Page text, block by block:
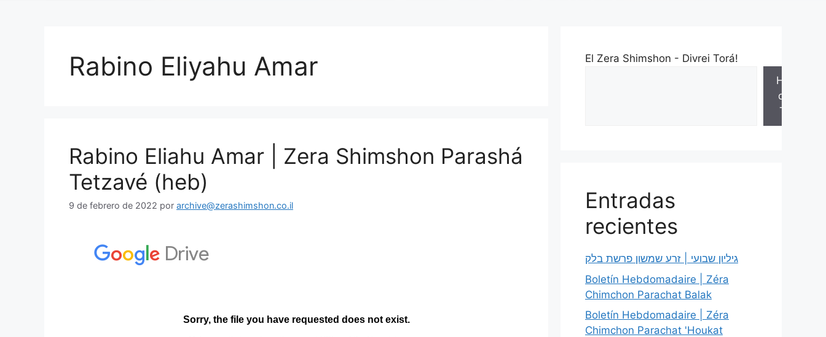
Rabino Eliyahu Amar
Rabino Eliahu Amar | Zera Shimshon Parashá
Tetzavé (heb)
9 de febrero de 2022 por archive@zerashimshon.co.il
El Zera Shimshon - Divrei Torá!
Hojas
de la
Torá
Entradas
recientes
גיליון שבועי | זרע שמשון פרשת בלק
Boletín Hebdomadaire | Zéra
Chimchon Parachat Balak
Boletín Hebdomadaire | Zéra
Chimchon Parachat 'Houkat